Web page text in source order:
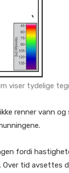
viser tydelige
renner vann
fordi
Over tid